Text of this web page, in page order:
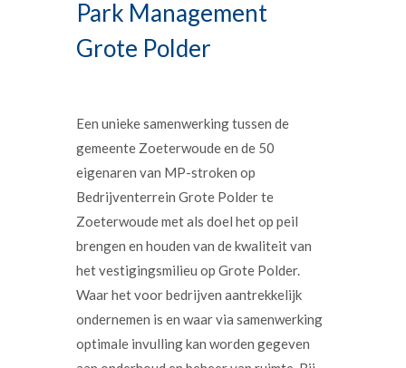
Park Management
Grote Polder
Een unieke samenwerking tussen de
gemeente Zoeterwoude en de 50
eigenaren van MP-stroken op
Bedrijventerrein Grote Polder te
Zoeterwoude met als doel het op peil
brengen en houden van de kwaliteit van
het vestigingsmilieu op Grote Polder.
Waar het voor bedrijven aantrekkelijk
ondernemen is en waar via samenwerking
optimale invulling kan worden gegeven